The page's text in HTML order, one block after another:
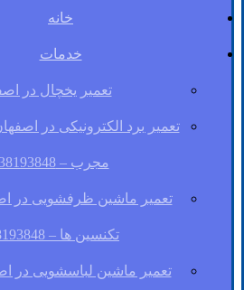
خانه
خدمات
تعمیر یخچال در
تعمیر برد الکترونیکی در
مجرب – 09138193848
تعمیر ماشین ظرفشویی در
تکنسین ها – 09138193848
تعمیر ماشین لباسشویی در